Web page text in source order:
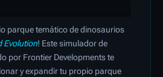
parque temático de dinosaurios
Evolution! Este simulador de
por Frontier Developments te
y expandir tu propio parque